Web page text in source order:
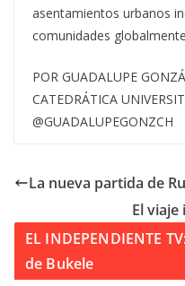
asentamientos urbanos
comunidades
POR GUADALUPE
CATEDRÁTICA
@GUADALUPEGONZCH
La nueva partida de
El
EL INDEPENDIENTE
de Bukele